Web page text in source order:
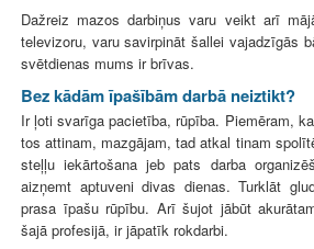
Dažreiz mazos darbiņus varu veikt arī
televizoru, varu savirpināt šallei vajadzīgās
svētdienas mums ir brīvas.
Bez kādām īpašībām darbā neiztikt?
Ir ļoti svarīga pacietība, rūpība. Piemēram,
tos attinam, mazgājam, tad atkal tinam
steļļu iekārtošana jeb pats darba
aizņemt aptuveni divas dienas. Turklāt
prasa īpašu rūpību. Arī šujot jābūt
šajā profesijā, ir jāpatīk rokdarbi.